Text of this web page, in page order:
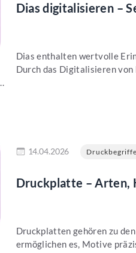
Dias digitalisieren –
Dias enthalten wertvolle
Durch das Digitalisieren von
14.04.2026 Druckbegriffe
Druckplatte – Arten,
Druckplatten gehören zu
ermöglichen es, Motive